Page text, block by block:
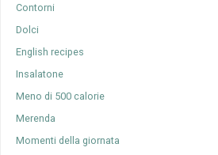
Contorni
Dolci
English recipes
Insalatone
Meno di 500 calorie
Merenda
Momenti della giornata